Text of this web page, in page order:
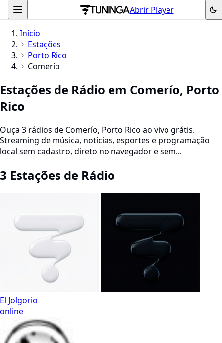
Abrir Player
Início
Estações
Porto Rico
Comerío
Estações de Rádio em Comerío, Porto
Rico
Ouça 3 rádios de Comerío, Porto Rico ao vivo grátis.
Streaming de música, notícias, esportes e programação
local sem cadastro, direto no navegador e sem...
3 Estações de Rádio
El Jolgorio
online